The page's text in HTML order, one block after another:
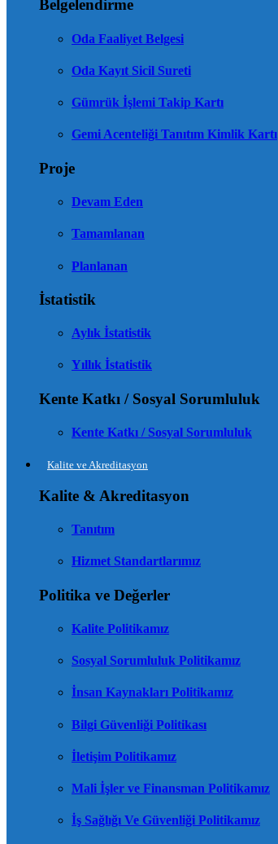
Belgelendirme
Oda Faaliyet Belgesi
Oda Kayıt Sicil Sureti
Gümrük İşlemi Takip Kartı
Gemi Acenteliği Tanıtım Kimlik Kartı
Proje
Devam Eden
Tamamlanan
Planlanan
İstatistik
Aylık İstatistik
Yıllık İstatistik
Kente Katkı / Sosyal Sorumluluk
Kente Katkı / Sosyal Sorumluluk
Kalite ve Akreditasyon
Kalite & Akreditasyon
Tanıtım
Hizmet Standartlarımız
Politika ve Değerler
Kalite Politikamız
Sosyal Sorumluluk Politikamız
İnsan Kaynakları Politikamız
Bilgi Güvenliği Politikası
İletişim Politikamız
Mali İşler ve Finansman Politikamız
İş Sağlığı Ve Güvenliği Politikamız